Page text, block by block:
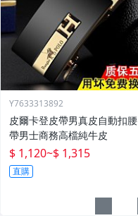
Y7633313892
皮爾卡登皮帶男真皮自動扣腰
帶男士商務高檔純牛皮
$ 1,120~$ 1,315
直購